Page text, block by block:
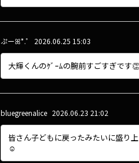
ぷー‎ꕤ*.ﾟ 2026.06.25 15:03
大輝くんのｹﾞｰﾑの腕前すごすぎです
bluegreenalice 2026.06.23 21:02
皆さん子どもに戻ったみたいに盛り
☺